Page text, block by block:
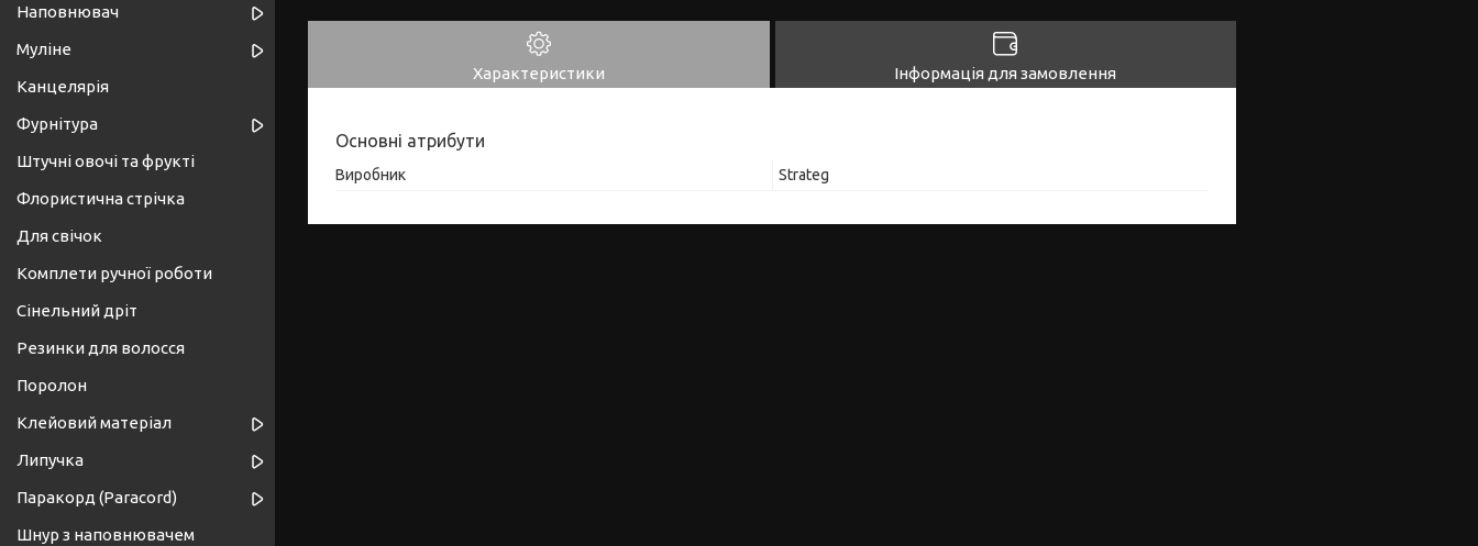
Характеристики Інформація для замовлення
Основні атрибути
Виробник Strateg
Наповнювач
Муліне
Канцелярія
Фурнітура
Штучні овочі та фрукті
Флористична стрічка
Для свічок
Комплети ручної роботи
Сінельний дріт
Резинки для волосся
Поролон
Клейовий матеріал
Липучка
Паракорд (Paracord)
Шнур з наповнювачем